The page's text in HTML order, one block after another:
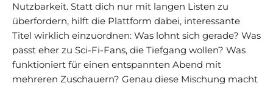
Nutzbarkeit. Statt dich nur mit langen Listen zu
überfordern, hilft die Plattform dabei, interessante
Titel wirklich einzuordnen: Was lohnt sich gerade? Was
passt eher zu Sci-Fi-Fans, die Tiefgang wollen? Was
funktioniert für einen entspannten Abend mit
mehreren Zuschauern? Genau diese Mischung macht